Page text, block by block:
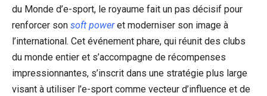
du Monde d’e-sport, le royaume fait un pas décisif pour
renforcer son soft poweret moderniser son image à
l’international. Cet événement phare, qui réunit des clubs
du monde entier et s’accompagne de récompenses
impressionnantes, s’inscrit dans une stratégie plus large
visant à utiliser l’e-sport comme vecteur d’influence et de